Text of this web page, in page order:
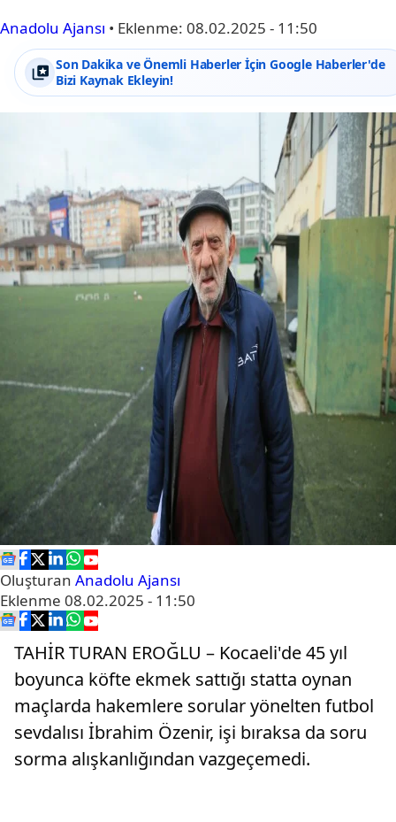
Anadolu Ajansı • Eklenme: 08.02.2025 - 11:50
Son Dakika ve Önemli Haberler İçin Google Haberler'de
Bizi Kaynak Ekleyin!
Oluşturan Anadolu Ajansı
Eklenme 08.02.2025 - 11:50
TAHİR TURAN EROĞLU – Kocaeli'de 45 yıl
boyunca köfte ekmek sattığı statta oynan
maçlarda hakemlere sorular yönelten futbol
sevdalısı İbrahim Özenir, işi bıraksa da soru
sorma alışkanlığından vazgeçemedi.